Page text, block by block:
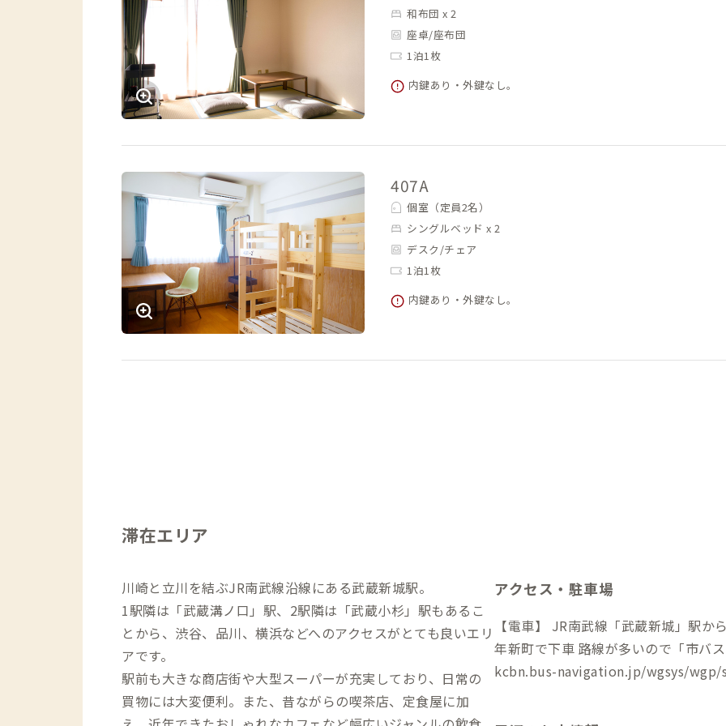
和布団 x 2
座卓/座布団
1泊1枚
内鍵あり・外鍵なし。
407A
個室（定員2名）
シングルベッド x 2
デスク/チェア
1泊1枚
内鍵あり・外鍵なし。
滞在エリア
川崎と立川を結ぶJR南武線沿線にある武蔵新城駅。
1駅隣は「武蔵溝ノ口」駅、2駅隣は「武蔵小杉」駅もあるこ
とから、渋谷、品川、横浜などへのアクセスがとても良いエリ
アです。
駅前も大きな商店街や大型スーパーが充実しており、日常の
買物には大変便利。また、昔ながらの喫茶店、定食屋に加
アクセス・駐車場
【電車】 JR南武線「武蔵新城」駅から徒歩8分 【バス】 新
年新町で下車 路線が多いので「市バ
kcbn.bus-navigation.jp/wgsys/wgp/